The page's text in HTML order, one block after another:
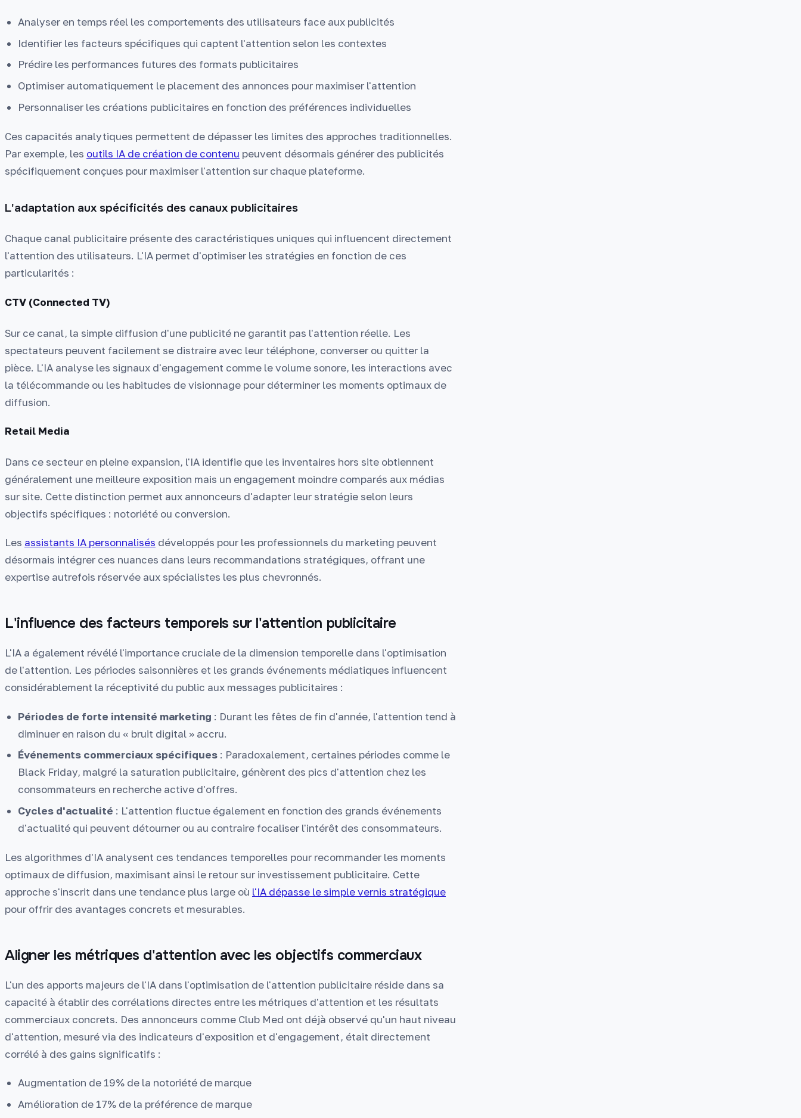
Analyser en temps réel les comportements des utilisateurs face aux publicités
Identifier les facteurs spécifiques qui captent l'attention selon les contextes
Prédire les performances futures des formats publicitaires
Optimiser automatiquement le placement des annonces pour maximiser l'attention
Personnaliser les créations publicitaires en fonction des préférences individuelles
Ces capacités analytiques permettent de dépasser les limites des approches traditionnelles.
Par exemple, les outils IA de création de contenu peuvent désormais générer des publicités
spécifiquement conçues pour maximiser l'attention sur chaque plateforme.
L'adaptation aux spécificités des canaux publicitaires
Chaque canal publicitaire présente des caractéristiques uniques qui influencent directement
l'attention des utilisateurs. L'IA permet d'optimiser les stratégies en fonction de ces
particularités :
CTV (Connected TV)
Sur ce canal, la simple diffusion d'une publicité ne garantit pas l'attention réelle. Les
spectateurs peuvent facilement se distraire avec leur téléphone, converser ou quitter la
pièce. L'IA analyse les signaux d'engagement comme le volume sonore, les interactions avec
la télécommande ou les habitudes de visionnage pour déterminer les moments optimaux de
diffusion.
Retail Media
Dans ce secteur en pleine expansion, l'IA identifie que les inventaires hors site obtiennent
généralement une meilleure exposition mais un engagement moindre comparés aux médias
sur site. Cette distinction permet aux annonceurs d'adapter leur stratégie selon leurs
objectifs spécifiques : notoriété ou conversion.
Les assistants IA personnalisés développés pour les professionnels du marketing peuvent
désormais intégrer ces nuances dans leurs recommandations stratégiques, offrant une
expertise autrefois réservée aux spécialistes les plus chevronnés.
L'influence des facteurs temporels sur l'attention publicitaire
L'IA a également révélé l'importance cruciale de la dimension temporelle dans l'optimisation
de l'attention. Les périodes saisonnières et les grands événements médiatiques influencent
considérablement la réceptivité du public aux messages publicitaires :
Périodes de forte intensité marketing : Durant les fêtes de fin d'année, l'attention tend à
diminuer en raison du « bruit digital » accru.
Événements commerciaux spécifiques : Paradoxalement, certaines périodes comme le
Black Friday, malgré la saturation publicitaire, génèrent des pics d'attention chez les
consommateurs en recherche active d'offres.
Cycles d'actualité : L'attention fluctue également en fonction des grands événements
d'actualité qui peuvent détourner ou au contraire focaliser l'intérêt des consommateurs.
Les algorithmes d'IA analysent ces tendances temporelles pour recommander les moments
optimaux de diffusion, maximisant ainsi le retour sur investissement publicitaire. Cette
approche s'inscrit dans une tendance plus large où l'IA dépasse le simple vernis stratégique
pour offrir des avantages concrets et mesurables.
Aligner les métriques d'attention avec les objectifs commerciaux
L'un des apports majeurs de l'IA dans l'optimisation de l'attention publicitaire réside dans sa
capacité à établir des corrélations directes entre les métriques d'attention et les résultats
commerciaux concrets. Des annonceurs comme Club Med ont déjà observé qu'un haut niveau
d'attention, mesuré via des indicateurs d'exposition et d'engagement, était directement
corrélé à des gains significatifs :
Augmentation de 19% de la notoriété de marque
Amélioration de 17% de la préférence de marque